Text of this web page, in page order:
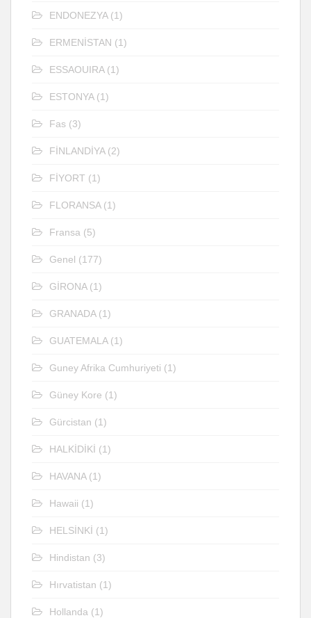
ENDONEZYA(1)
ERMENİSTAN (1)
ESSAOUIRA(1)
ESTONYA(1)
Fas (3)
FİNLANDİYA(2)
FİYORT (1)
FLORANSA(1)
Fransa (5)
Genel (177)
GİRONA(1)
GRANADA(1)
GUATEMALA(1)
Guney Afrika Cumhuriyeti (1)
Güney Kore (1)
Gürcistan (1)
HALKİDİKİ (1)
HAVANA(1)
Hawaii (1)
HELSİNKİ (1)
Hindistan (3)
Hırvatistan (1)
Hollanda (1)